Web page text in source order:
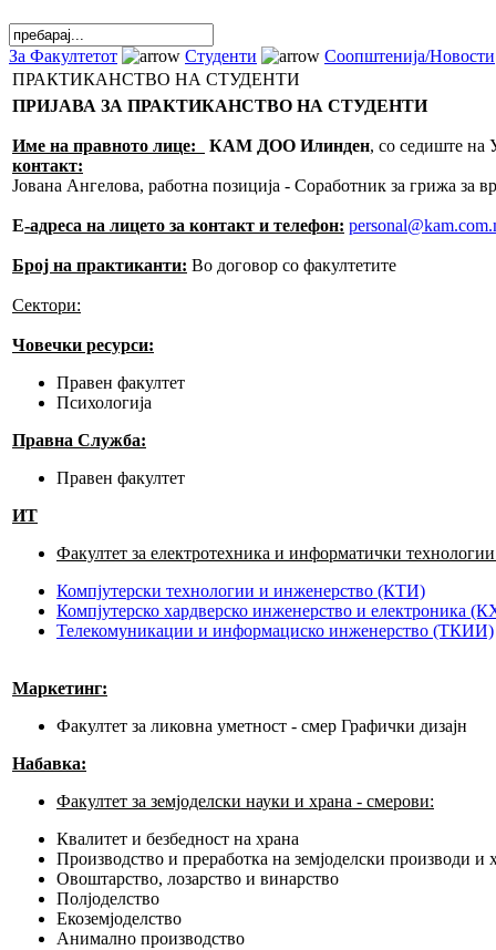
За Факултетот Студенти Соопштенија/Новости
ПРАКТИКАНСТВО НА СТУДЕНТИ
ПРИЈАВА ЗА ПРАКТИКАНСТВО НА СТУДЕНТИ
Име на правното лице: КАМ ДОО Илинден, со седиште на
контакт:
Јована Ангелова, работна позиција - Соработник за грижа за
Е-адреса на лицето за контакт и телефон:
Број на практиканти: Во договор со факултетите
Сектори:
Човечки ресурси:
Правен факултет
Психологија
Правна Служба:
Правен факултет
ИТ
Факултет за електротехника и информатички
Компјутерски технологии и инженерство (КТИ)
Компјутерско хардверско инженерство и електроника
Телекомуникации и информациско инженерство (ТКИИ)
Маркетинг:
Факултет за ликовна уметност - смер Графички дизајн
Набавка:
Факултет за земјоделски науки и храна - смерови:
Квалитет и безбедност на храна
Производство и преработка на земјоделски производи и
Овоштарство, лозарство и винарство
Полјоделство
Екоземјоделство
Анимално производство